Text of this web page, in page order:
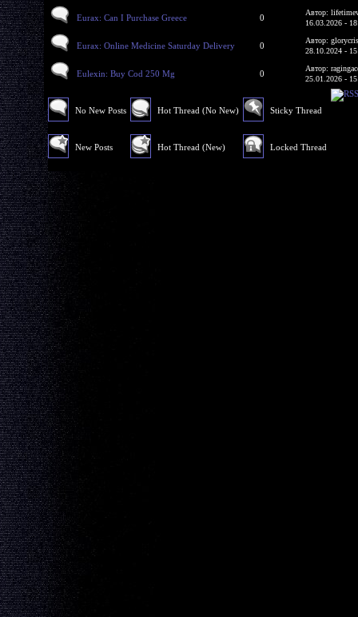
Eurax: Can I Purchase Greece 0
Автор:
16.03.2026 -
Eurax: Online Medicine Saturday Delivery 0
Автор:
28.10.2024 -
Eulexin: Buy Cod 250 Mg 0
Автор:
25.01.2026 -
No New Posts
New Posts
Hot Thread (No New)
Hot Thread (New)
Sticky Thread
Locked Thread